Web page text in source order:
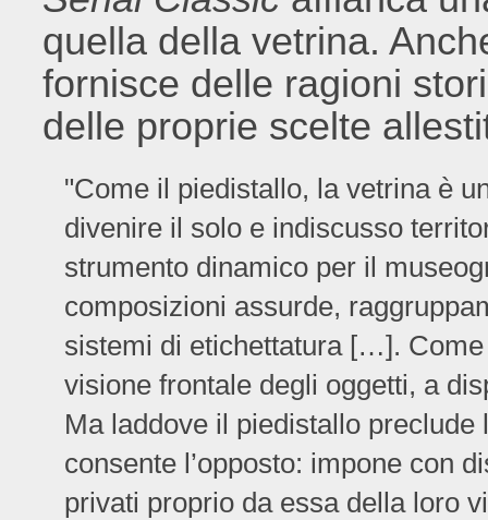
quella della vetrina.
fornisce delle ragioni
delle proprie scelte
"Come il piedistallo, la vetrina è
divenire il solo e indiscusso
strumento dinamico per il
composizioni assurde,
sistemi di etichettatura […].
visione frontale degli oggetti, a
Ma laddove il piedistallo
consente l’opposto: impone con
privati proprio da essa della loro